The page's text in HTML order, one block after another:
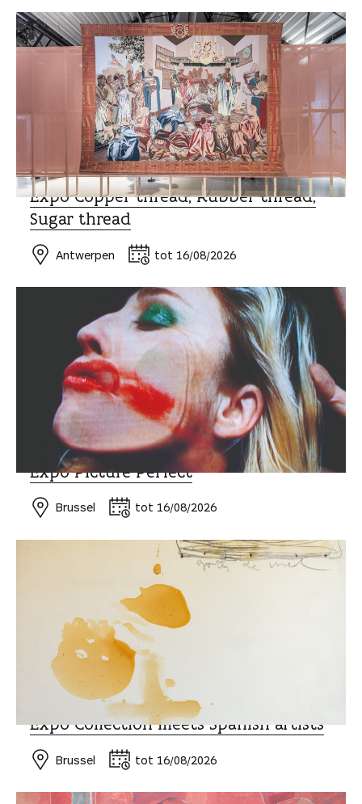
MUSEUM EN EXPO
Expo Copper thread, Rubber thread,
Sugar thread
Antwerpen tot 16/08/2026
MUSEUM EN EXPO
Expo Picture Perfect
Brussel tot 16/08/2026
MUSEUM EN EXPO
Expo Collection meets Spanish artists
Brussel tot 16/08/2026